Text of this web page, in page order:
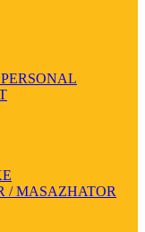
/ MASAZHATOR